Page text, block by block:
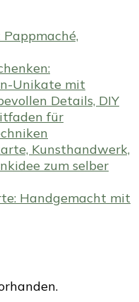
Unikate mit
Details, DIY
für
Kunsthandwerk,
zum selber
Handgemacht mit